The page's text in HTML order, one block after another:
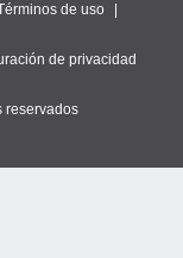
de uso
de privacidad
reservados